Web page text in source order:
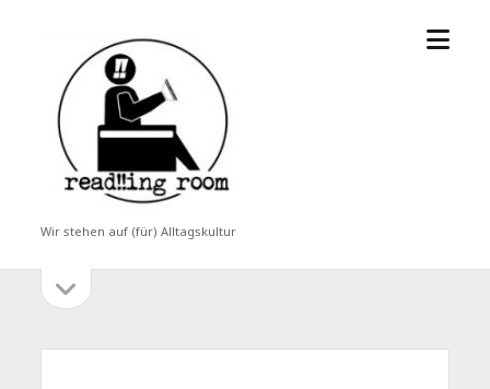
read!!ing
room
Wir stehen auf (für) Alltagskultur
Menü
Seitenleiste
öffnen